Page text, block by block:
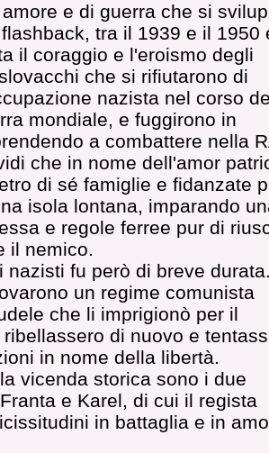
e di guerra che si
tra il 1939 e il 1950
il coraggio e l'eroismo degli
che si rifiutarono di
nazista nel corso
mondiale, e fuggirono in
a combattere nella
che in nome dell'amor
di sé famiglie e fidanzate
isola lontana, imparando
e regole ferree pur di
il nemico.
nazisti fu però di breve
un regime comunista
che li imprigionò per il
di nuovo e
in nome della libertà.
vicenda storica sono i due
e Karel, di cui il regista
in battaglia e in